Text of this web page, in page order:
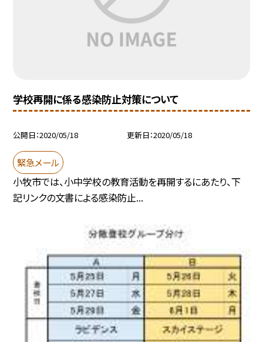
学校再開に係る感染防止対策について
公開日 2020/05/18 更新日 2020/05/18
緊急メール
小牧市では、小中学校の教育活動を再開するにあたり、下
記リンクの文書による感染防止...